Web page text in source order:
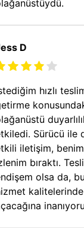
D
hızlı
Sürücü ile
iletişim,
bıraktı.
olsa da,